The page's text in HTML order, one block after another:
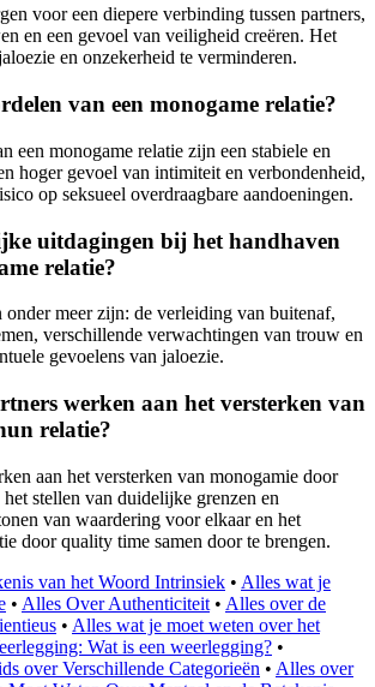
voor een diepere verbinding tussen partners,
en een gevoel van veiligheid creëren. Het
en onzekerheid te verminderen.
van een monogame relatie?
een monogame relatie zijn een stabiele en
hoger gevoel van intimiteit en verbondenheid,
op seksueel overdraagbare aandoeningen.
uitdagingen bij het handhaven
relatie?
meer zijn: de verleiding van buitenaf,
verschillende verwachtingen van trouw en
gevoelens van jaloezie.
werken aan het versterken van
relatie?
aan het versterken van monogamie door
stellen van duidelijke grenzen en
van waardering voor elkaar en het
door quality time samen door te brengen.
van het Woord Intrinsiek • Alles wat je
• Alles Over Authenticiteit • Alles over de
• Alles wat je moet weten over het
Wat is een weerlegging? •
over Verschillende Categorieën • Alles over